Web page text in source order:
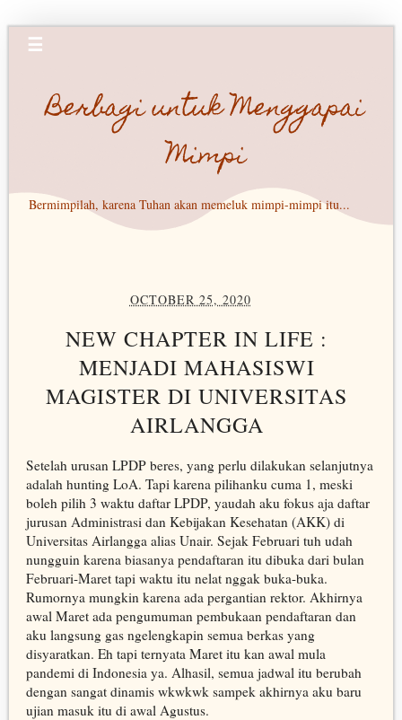
☰
Berbagi untuk Menggapai
Mimpi
Bermimpilah, karena Tuhan akan memeluk mimpi-mimpi itu...
OCTOBER 25, 2020
NEW CHAPTER IN LIFE :
MENJADI MAHASISWI
MAGISTER DI UNIVERSITAS
AIRLANGGA
Setelah urusan LPDP beres, yang perlu dilakukan selanjutnya
adalah hunting LoA. Tapi karena pilihanku cuma 1, meski
boleh pilih 3 waktu daftar LPDP, yaudah aku fokus aja daftar
jurusan Administrasi dan Kebijakan Kesehatan (AKK) di
Universitas Airlangga alias Unair. Sejak Februari tuh udah
nungguin karena biasanya pendaftaran itu dibuka dari bulan
Februari-Maret tapi waktu itu nelat nggak buka-buka.
Rumornya mungkin karena ada pergantian rektor. Akhirnya
awal Maret ada pengumuman pembukaan pendaftaran dan
aku langsung gas ngelengkapin semua berkas yang
disyaratkan. Eh tapi ternyata Maret itu kan awal mula
pandemi di Indonesia ya. Alhasil, semua jadwal itu berubah
dengan sangat dinamis wkwkwk sampek akhirnya aku baru
ujian masuk itu di awal Agustus.